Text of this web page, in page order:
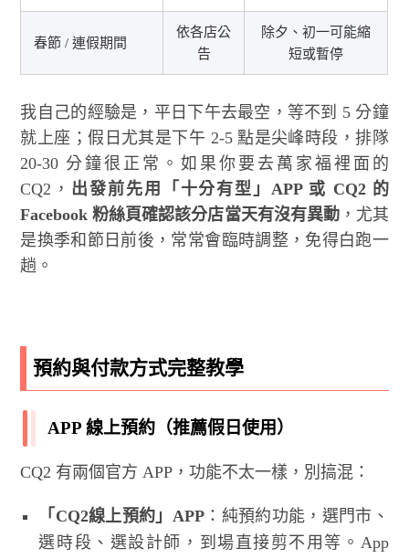
春節 / 連假期間
依各店公
告
除夕、初一可能縮
短或暫停
我自己的經驗是，平日下午去最空，等不到 5 分鐘
就上座；假日尤其是下午 2-5 點是尖峰時段，排隊
20-30 分鐘很正常。如果你要去萬家福裡面的
CQ2， 出發前先用「十分有型」APP 或 CQ2 的
Facebook 粉絲頁確認該分店當天有沒有異動，尤其
是換季和節日前後，常常會臨時調整，免得白跑一
趟。
預約與付款方式完整教學
APP 線上預約（推薦假日使用）
CQ2 有兩個官方 APP，功能不太一樣，別搞混：
「CQ2線上預約」APP：純預約功能，選門市、
選時段、選設計師，到場直接剪不用等。App